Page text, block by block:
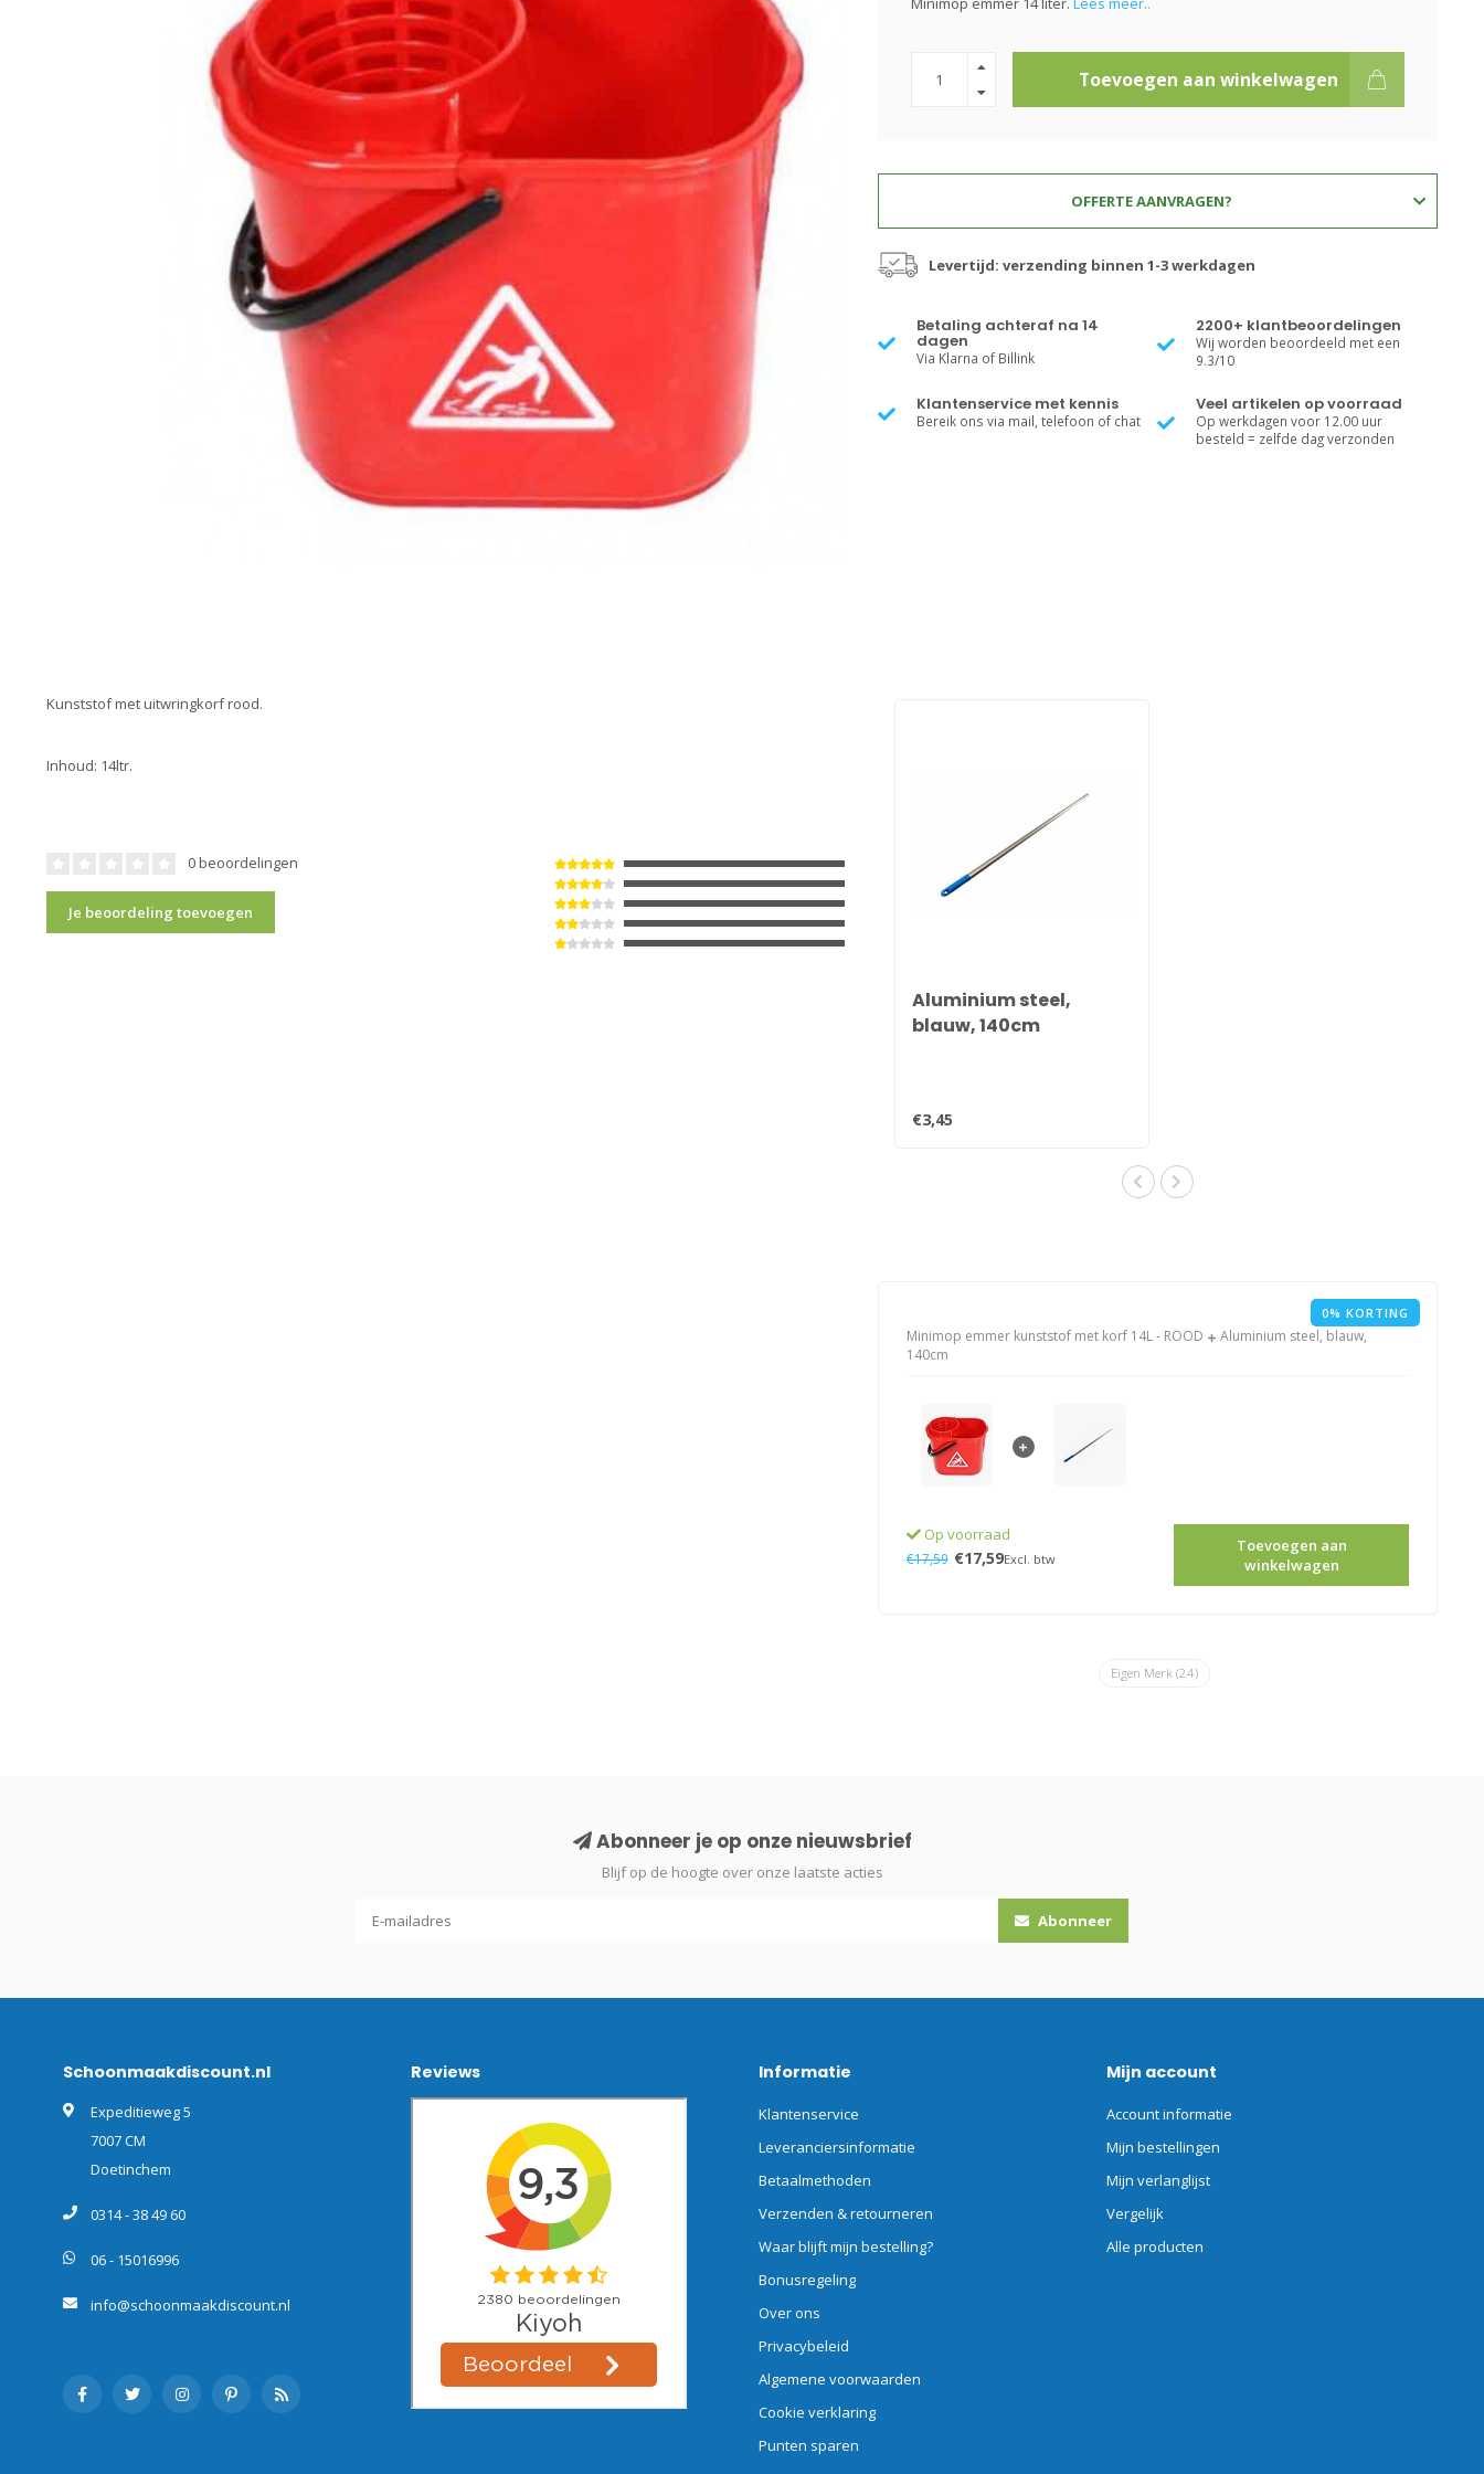
Toevoegen aan winkelwagen
OFFERTE AANVRAGEN?
Levertijd: verzending binnen 1-3 werkdagen
Betaling achteraf na 14
dagen
Via Klarna of Billink
2200+ klantbeoordelingen
Wij worden beoordeeld met een
9.3/10
Klantenservice met kennis
Bereik ons via mail, telefoon of chat
Veel artikelen op voorraad
Op werkdagen voor 12.00 uur
besteld = zelfde dag verzonden
Kunststof met uitwringkorf rood.
Inhoud: 14ltr.
0 beoordelingen
Je beoordeling toevoegen
Aluminium steel,
blauw, 140cm
€3,45
0% KORTING
Minimop emmer kunststof met korf 14L - ROOD
Aluminium steel, blauw,
140cm
Op voorraad
€17,59 €17,59Excl. btw
Toevoegen aan
winkelwagen
Eigen Merk(24)
Abonneer je op onze nieuwsbrief
Blijf op de hoogte over onze laatste acties
Abonneer
Schoonmaakdiscount.nl
Expeditieweg 5
7007 CM
Doetinchem
0314 - 38 49 60
06 - 15016996
info@schoonmaakdiscount.nl
Reviews Informatie
Klantenservice
Leveranciersinformatie
Betaalmethoden
Verzenden & retourneren
Waar blijft mijn bestelling?
Bonusregeling
Over ons
Privacybeleid
Algemene voorwaarden
Cookie verklaring
Punten sparen
Mijn account
Account informatie
Mijn bestellingen
Mijn verlanglijst
Vergelijk
Alle producten